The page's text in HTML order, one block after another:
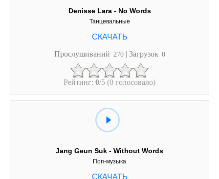
Denisse Lara - No Words
Танцевальные
Прослушиваний 270 | Загрузок 0
Рейтинг: 0/5 (0 голосовало)
Jang Geun Suk - Without Words
Поп-музыка